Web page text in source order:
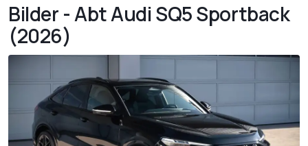
Bilder - Abt Audi SQ5 Sportback
(2026)